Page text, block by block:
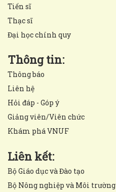
Tiến sĩ
Thạc sĩ
Đại học chính quy
Thông tin:
Thông báo
Liên hệ
Hỏi đáp - Góp ý
Giảng viên/Viên chức
Khám phá VNUF
Liên kết:
Bộ Giáo dục và Đào tạo
Bộ Nông nghiệp và Môi trường